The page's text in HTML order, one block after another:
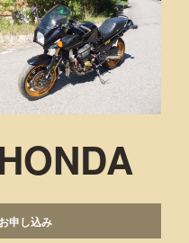
申し込み